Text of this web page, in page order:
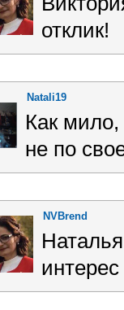
отклик!
Natali19
Как
не по
NVBrend